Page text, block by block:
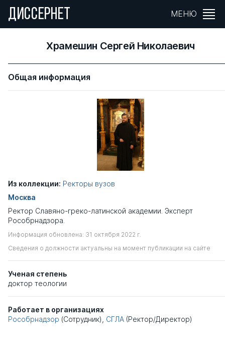
ДИССЕРНЕТ МЕНЮ
Храмешин Сергей Николаевич
Общая информация
Из коллекции: Ректоры вузов
Москва
Ректор Славяно-греко-латинской академии. Эксперт
Рособрнадзора.
Информация обновлена: 31 октября 2022 г.
Сведения о должности актуальны на момент публикации на сайте
Ученая степень
доктор теологии
Работает в организациях
Рособрнадзор (Сотрудник), СГЛА (Ректор/Директор)